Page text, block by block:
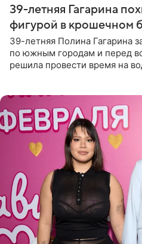
39-летняя Гагарина
фигурой в крошечном
39-летняя Полина Гагарина
по южным городам и перед
решила провести время на